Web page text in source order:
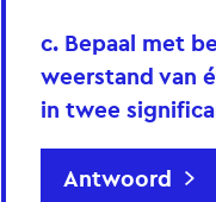
c. Bepaal met
weerstand van
in twee
Antwoord